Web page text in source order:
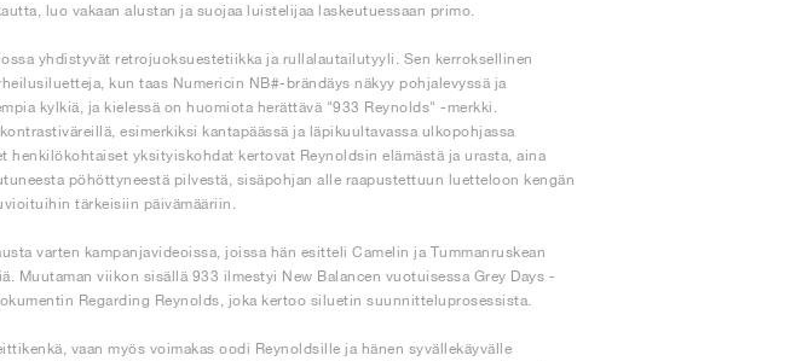
luo vakaan alustan ja suojaa luistelijaa laskeutuessaan primo.
yhdistyvät retrojuoksuestetiikka ja rullalautailutyyli. Sen kerroksellinen
kun taas Numericin NB#-brändäys näkyy pohjalevyssä ja
kylkiä, ja kielessä on huomiota herättävä "933 Reynolds" -merkki.
esimerkiksi kantapäässä ja läpikuultavassa ulkopohjassa
henkilökohtaiset yksityiskohdat kertovat Reynoldsin elämästä ja urasta, aina
pöhöttyneestä pilvestä, sisäpohjan alle raapustettuun luetteloon kengän
tärkeisiin päivämääriin.
varten kampanjavideoissa, joissa hän esitteli Camelin ja Tummanruskean
Muutaman viikon sisällä 933 ilmestyi New Balancen vuotuisessa Grey Days -
Regarding Reynolds, joka kertoo siluetin suunnitteluprosessista.
vaan myös voimakas oodi Reynoldsille ja hänen syvällekäyvälle